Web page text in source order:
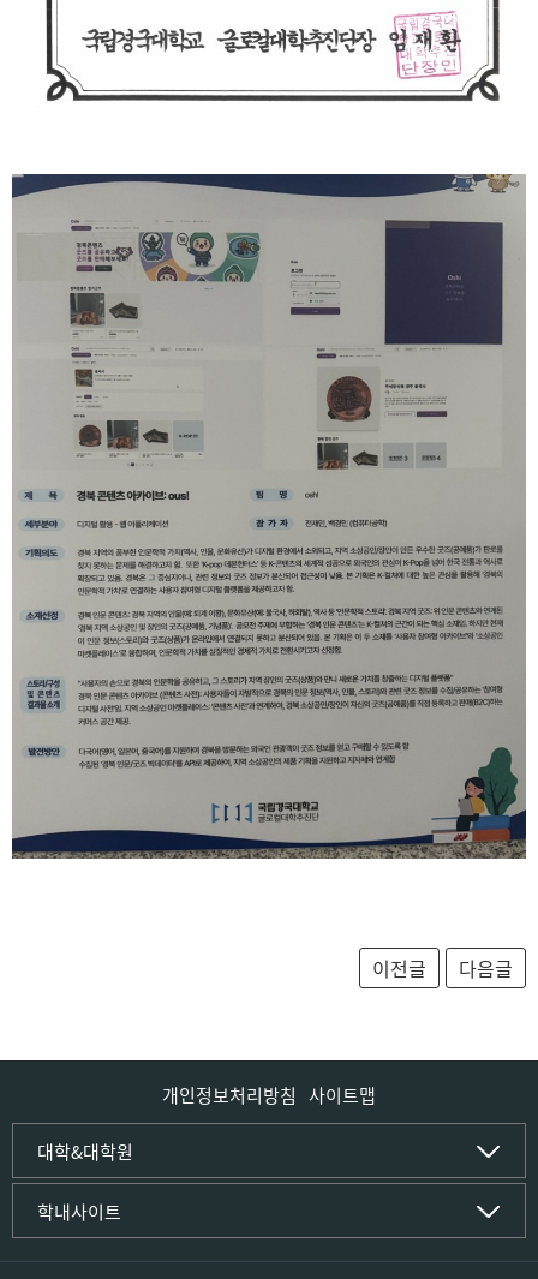
개인정보처리방침 사이트맵
대학&대학원
인문사회·IT대학
인문·문화학부
국어국문학전공
중국어문·문화학전공
한자문화콘텐츠학전공
학내사이트
국립경국대학교
(재)국립경국대학교발전기금